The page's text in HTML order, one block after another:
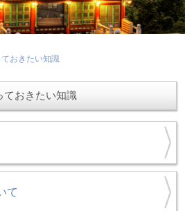
おきたい知識
ておきたい知識
て